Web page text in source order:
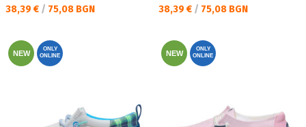
Текуща цена:
38,39 € / 75,08 BGN Текуща цена:
38,39 € / 75,08 BGN
NEW
ONLY
ONLINE
NEW
ONLY
ONLINE